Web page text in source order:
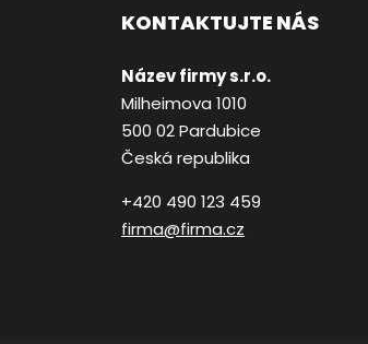
KONTAKTUJTE NÁS
Název firmy s.r.o.
Milheimova 1010
500 02 Pardubice
Česká republika
+420 490 123 459
firma@firma.cz